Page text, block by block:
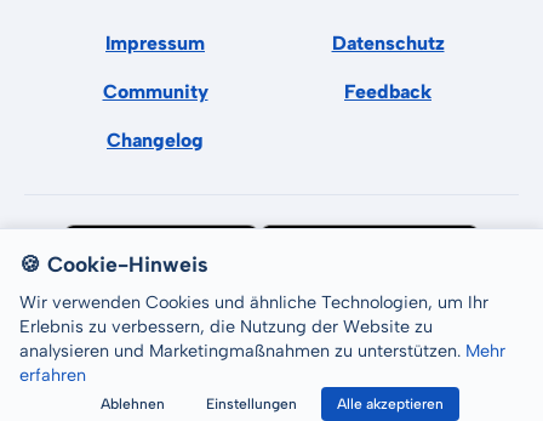
Impressum Datenschutz
Community Feedback
Changelog
All rights reserved © LCP GmbH 2026
🍪 Cookie-Hinweis
Wir verwenden Cookies und ähnliche Technologien, um Ihr
Erlebnis zu verbessern, die Nutzung der Website zu
analysieren und Marketingmaßnahmen zu unterstützen. Mehr
erfahren
Ablehnen Einstellungen Alle akzeptieren